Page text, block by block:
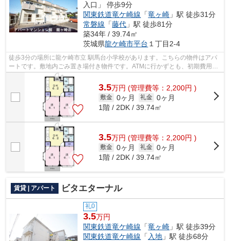
入口」 停歩9分
関東鉄道竜ケ崎線 「竜ヶ崎 」駅 徒歩31分
常磐線 「藤代 」駅 徒歩81分
築34年 / 39.74㎡
茨城県龍ケ崎市平台 １丁目2-4
徒歩3分の場所に龍ケ崎市立 馴馬台小学校があります。こちらの物件はアパ
ートです。敷地内ごみ置き場付き物件です。ATMに行かずとも、初期費用や
家賃をカードで決済できます。龍ケ崎市...
3.5万円 (管理費等：2,200円 )
敷金 0ヶ月 礼金 0ヶ月
1階 / 2DK / 39.74㎡
3.5万円 (管理費等：2,200円 )
敷金 0ヶ月 礼金 0ヶ月
1階 / 2DK / 39.74㎡
賃貸 | アパート ビタエターナル
礼0
3.5万円
関東鉄道竜ケ崎線 「竜ヶ崎 」駅 徒歩39分
関東鉄道竜ケ崎線 「 入地 」駅 徒歩68分